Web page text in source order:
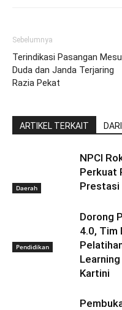
Sebelumnya
Terindikasi Pasangan
Duda dan Janda Terjaring
Razia Pekat
ARTIKEL TERKAIT
Daerah
NPCI
Perkuat
Prestasi
Pendidikan
Dorong
4.0, Tim
Kartini